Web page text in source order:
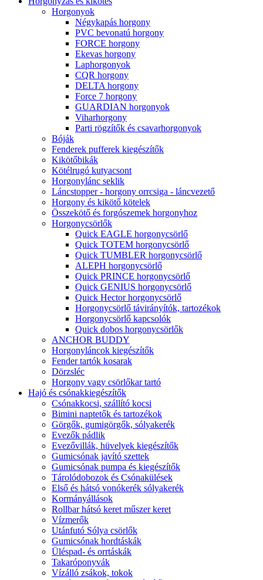
Horgonyok
Négykapás horgony
PVC bevonatú horgony
FORCE horgony
Ekevas horgony
Laphorgonyok
CQR horgony
DELTA horgony
Force 7 horgony
GUARDIAN horgonyok
Viharhorgony
Parti rögzítők és csavarhorgonyok
Bóják
Fenderek pufferek kiegészítők
Kikötőbikák
Kötélrugó kutyacsont
Horgonylánc seklik
Láncstopper - horgony orrcsiga - láncvezető
Horgony és kikötő kötelek
Összekötő és forgószemek horgonyhoz
Horgonycsörlők
Quick EAGLE horgonycsörlő
Quick TOTEM horgonycsörlő
Quick TUMBLER horgonycsörlő
ALEPH horgonycsörlő
Quick PRINCE horgonycsörlő
Quick GENIUS horgonycsörlő
Quick Hector horgonycsörlő
Horgonycsörlő távirányítók, tartozékok
Horgonycsörlő kapcsolók
Quick dobos horgonycsörlők
ANCHOR BUDDY
Horgonyláncok kiegészítők
Fender tartók kosarak
Dörzsléc
Horgony vagy csörlőkar tartó
Hajó és csónakkiegészítők
Csónakkocsi, szállító kocsi
Bimini naptetők és tartozékok
Görgők, gumigörgők, sólyakerék
Evezők pádlik
Evezővillák, hüvelyek kiegészítők
Gumicsónak javító szettek
Gumicsónak pumpa és kiegészítők
Tárolódobozok és Csónakülések
Első és hátsó vonókerék sólyakerék
Kormányállások
Rollbar hátsó keret műszer keret
Vízmerők
Utánfutó Sólya csörlők
Gumicsónak hordtáskák
Üléspad- és orrtáskák
Takaróponyvák
Vízálló zsákok, tokok